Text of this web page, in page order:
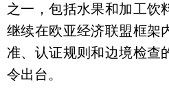
之一，包括水果和加工饮
继续在欧亚经济联盟框架
准、认证规则和边境检查
令出台。